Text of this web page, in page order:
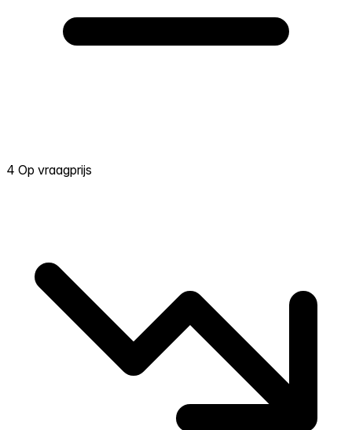
4 Op vraagprijs